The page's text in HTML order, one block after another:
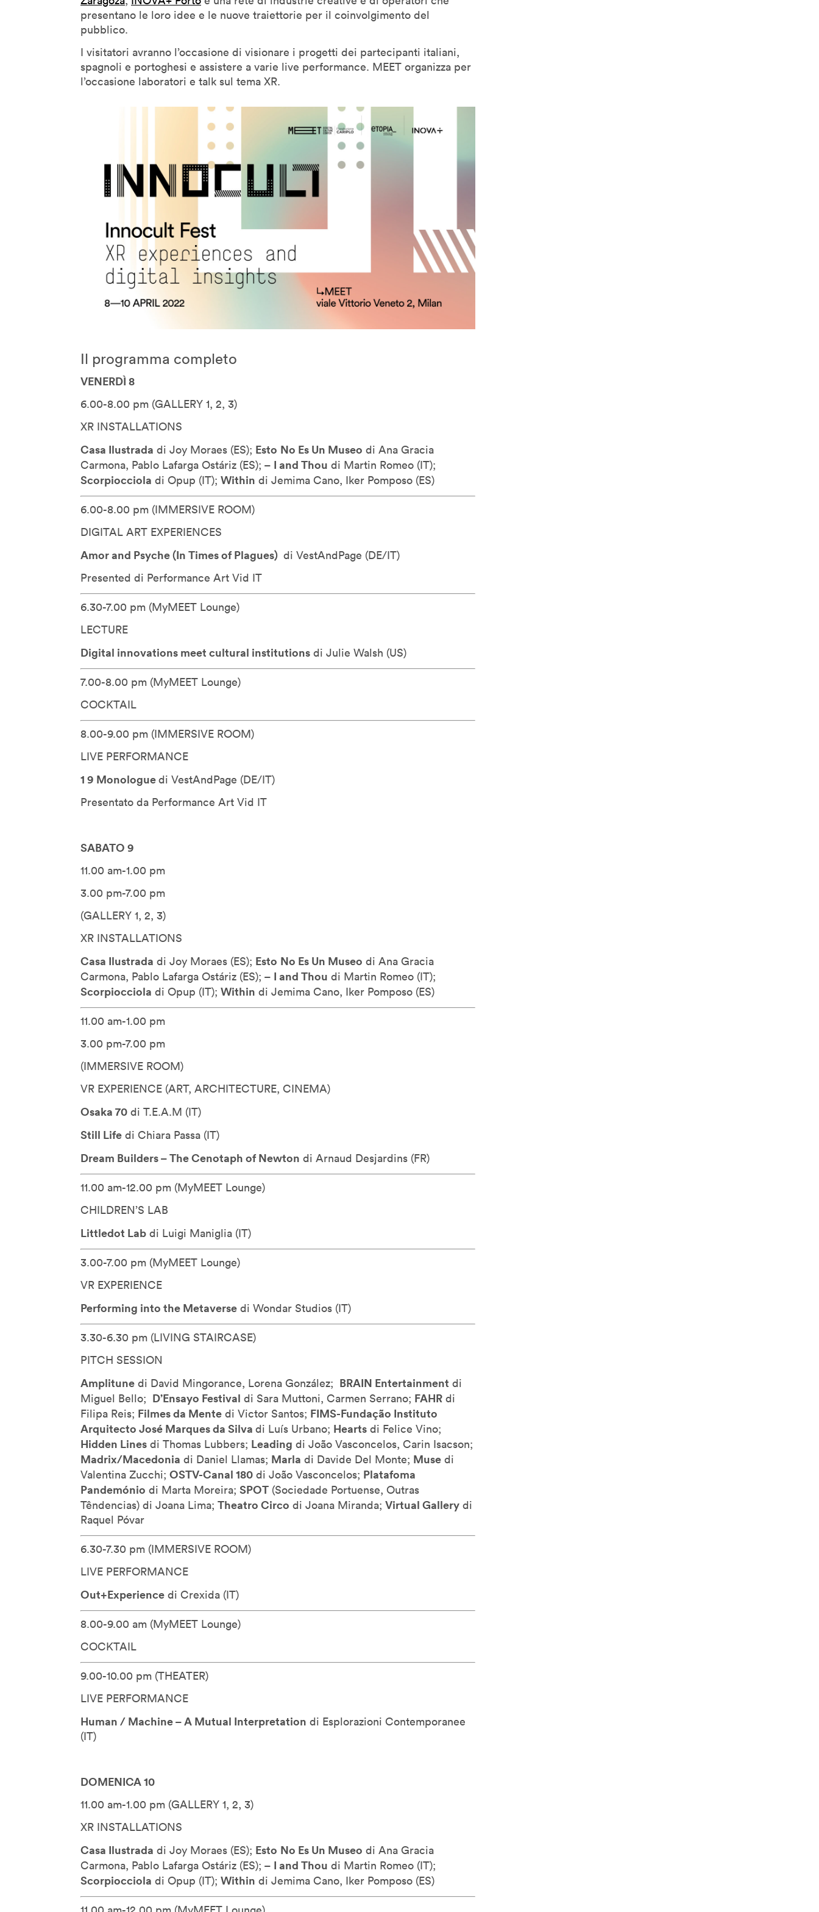
Denis Santachiara
Don Norman
Donatella Della Ratta
Eduardo Kac
Emanuele Micheli
Fabio Novembre
Foteini Agrafioti
Francesco Paulo Marconi
Francis Ford Coppola
Freddy Paul Grunert
Gabo Arora
Geert Lovink
Georges Amar
Gilles Jobin
Giuliana Bruno
Golan Levin
Honor Harger
Hsin-Chien Huang
Jack Horner
Jamie Metzl
Jeff Gomez
Jeffrey Schnapp
John Maeda
Jonathan Woetzel
Keiichi Matsuda
Kenya Hara
Lining Yao
Luc Courchesne
Manuel Castells
Marie-Anne Fontenier
Marilouise Kroker
Mark Curtis
Massimo Banzi
Mauro Martino
Michel Reilhac
Miri Chekhanovich E Édith
Jorisch
Moeed Ahmad
Morihiro Harano
Moses Znaimer
Mugendi K. M’Rithaa
Nancy Proctor
Nao Tokui
Noah Raford
Omar Rashid
Paola Antonelli
Paolo Rosa
Peter Brantley
Roger Malina
Stefana Broadbent
Thomas Sutton
Victor Perez
Vincent John Vincent
Vincent Morisset E Caroline
Robert
presentano le loro idee e le nuove traiettorie per il coinvolgimento del
pubblico.
I visitatori avranno l’occasione di visionare i progetti dei partecipanti italiani,
spagnoli e portoghesi e assistere a varie live performance. MEET organizza per
l’occasione laboratori e talk sul tema XR.
Il programma completo
VENERDÌ 8
6.00-8.00 pm (GALLERY 1, 2, 3)
XR INSTALLATIONS
Casa Ilustrada di Joy Moraes (ES); Esto No Es Un Museo di Ana Gracia
Carmona, Pablo Lafarga Ostáriz (ES); – I and Thou di Martin Romeo (IT);
Scorpiocciola di Opup (IT); Within di Jemima Cano, Iker Pomposo (ES)
6.00-8.00 pm (IMMERSIVE ROOM)
DIGITAL ART EXPERIENCES
Amor and Psyche (In Times of Plagues) di VestAndPage (DE/IT)
Presented di Performance Art Vid IT
6.30-7.00 pm (MyMEET Lounge)
LECTURE
Digital innovations meet cultural institutions di Julie Walsh (US)
7.00-8.00 pm (MyMEET Lounge)
COCKTAIL
8.00-9.00 pm (IMMERSIVE ROOM)
LIVE PERFORMANCE
1 9 Monologuedi VestAndPage (DE/IT)
Presentato da Performance Art Vid IT
SABATO 9
11.00 am-1.00 pm
3.00 pm-7.00 pm
(GALLERY 1, 2, 3)
XR INSTALLATIONS
Casa Ilustrada di Joy Moraes (ES); Esto No Es Un Museo di Ana Gracia
Carmona, Pablo Lafarga Ostáriz (ES); – I and Thou di Martin Romeo (IT);
Scorpiocciola di Opup (IT); Within di Jemima Cano, Iker Pomposo (ES)
11.00 am-1.00 pm
3.00 pm-7.00 pm
(IMMERSIVE ROOM)
VR EXPERIENCE (ART, ARCHITECTURE, CINEMA)
Osaka 70 di T.E.A.M (IT)
Still Life di Chiara Passa (IT)
Dream Builders – The Cenotaph of Newton di Arnaud Desjardins (FR)
11.00 am-12.00 pm (MyMEET Lounge)
CHILDREN’S LAB
Littledot Lab di Luigi Maniglia (IT)
3.00-7.00 pm (MyMEET Lounge)
VR EXPERIENCE
Performing into the Metaverse di Wondar Studios (IT)
3.30-6.30 pm (LIVING STAIRCASE)
PITCH SESSION
Amplitune di David Mingorance, Lorena González; BRAIN Entertainment di
Miguel Bello; D’Ensayo Festival di Sara Muttoni, Carmen Serrano; FAHR di
Filipa Reis; Filmes da Mente di Victor Santos; FIMS-Fundação Instituto
Arquitecto José Marques da Silva di Luís Urbano; Hearts di Felice Vino;
Hidden Lines di Thomas Lubbers; Leading di João Vasconcelos, Carin Isacson;
Madrix/Macedonia di Daniel Llamas; Marla di Davide Del Monte; Muse di
Valentina Zucchi; OSTV-Canal 180 di João Vasconcelos; Platafoma
Pandemónio di Marta Moreira; SPOT (Sociedade Portuense, Outras
Têndencias) di Joana Lima; Theatro Circo di Joana Miranda; Virtual Gallery di
Raquel Póvar
6.30-7.30 pm (IMMERSIVE ROOM)
LIVE PERFORMANCE
Out+Experience di Crexida (IT)
8.00-9.00 am (MyMEET Lounge)
COCKTAIL
9.00-10.00 pm (THEATER)
LIVE PERFORMANCE
Human / Machine – A Mutual Interpretation di Esplorazioni Contemporanee
(IT)
DOMENICA 10
11.00 am-1.00 pm (GALLERY 1, 2, 3)
XR INSTALLATIONS
Casa Ilustrada di Joy Moraes (ES); Esto No Es Un Museo di Ana Gracia
Carmona, Pablo Lafarga Ostáriz (ES); – I and Thou di Martin Romeo (IT);
Scorpiocciola di Opup (IT); Within di Jemima Cano, Iker Pomposo (ES)